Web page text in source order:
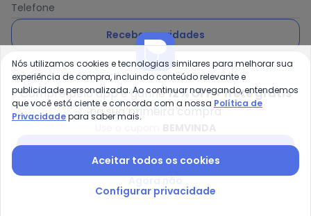
Telefone
Receber novidades
Ao enviar o cadastro, você concorda com a nossa Política
de Privacidade
Posthaus é uma marca da Posthaus Ltda / CNPJ:
80.462.138/0001-41
Endereço: Rua Werner Duwe, 202 Bairro Badenfurt -
89.070-700 - Blumenau/SC
Compre pelo app e ganhe12% OFF + frete grátis
na sua primeira compra
Nós utilizamos cookies e tecnologias similares para melhorar sua
experiência de compra, incluindo conteúdo relevante e
publicidade personalizada. Ao continuar navegando, entendemos
que você está ciente e concorda com a nossa Política de
Privacidadepara saber mais.
Aceitar todos os cookies
Configurar privacidade